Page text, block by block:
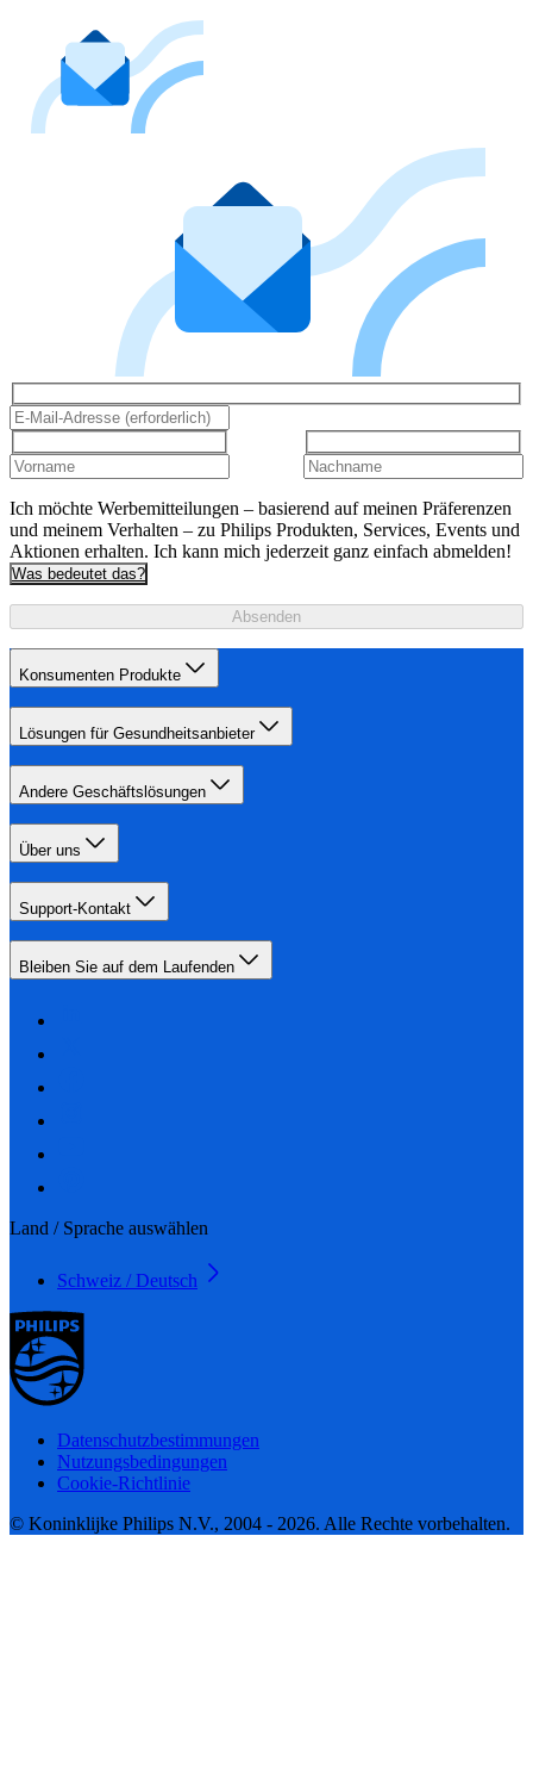
Ich möchte Werbemitteilungen – basierend auf meinen Präferenzen
und meinem Verhalten – zu Philips Produkten, Services, Events und
Aktionen erhalten. Ich kann mich jederzeit ganz einfach abmelden!
Was bedeutet das?
Absenden
Konsumenten Produkte
Lösungen für Gesundheitsanbieter
Andere Geschäftslösungen
Über uns
Support-Kontakt
Bleiben Sie auf dem Laufenden
Land / Sprache auswählen
Schweiz / Deutsch
Datenschutzbestimmungen
Nutzungsbedingungen
Cookie-Richtlinie
© Koninklijke Philips N.V., 2004 - 2026. Alle Rechte vorbehalten.